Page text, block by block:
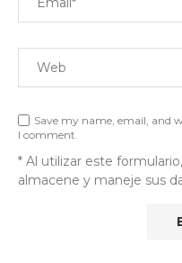
Save my name, email, and
I comment.
* Al utilizar este
almacene y maneje sus